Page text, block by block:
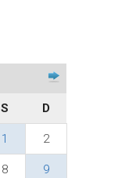
S D
1 2
8 9